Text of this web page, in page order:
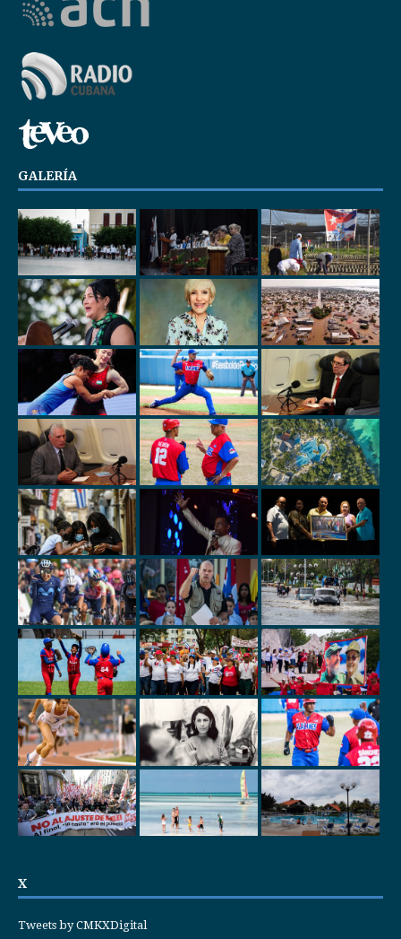
GALERÍA
X
Tweets by CMKXDigital